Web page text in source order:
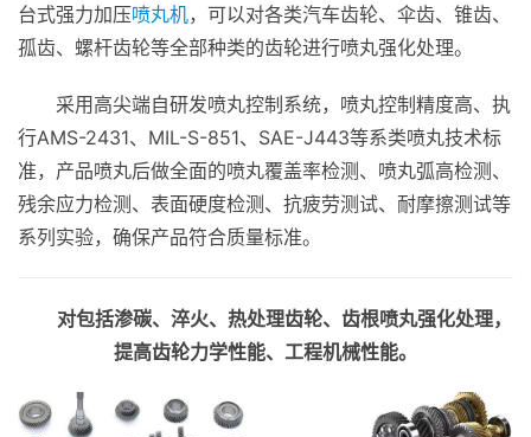
台式强力加压喷丸机，可以对各类汽车齿轮、伞齿、锥齿、
孤齿、螺杆齿轮等全部种类的齿轮进行喷丸强化处理。
采用高尖端自研发喷丸控制系统，喷丸控制精度高、执
行AMS-2431、MIL-S-851、SAE-J443等系类喷丸技术标
准，产品喷丸后做全面的喷丸覆盖率检测、喷丸弧高检测、
残余应力检测、表面硬度检测、抗疲劳测试、耐摩擦测试等
系列实验，确保产品符合质量标准。
对包括渗碳、淬火、热处理齿轮、齿根喷丸强化处理，
提高齿轮力学性能、工程机械性能。